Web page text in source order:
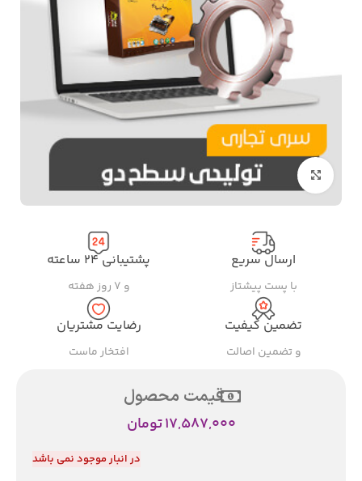
بزرگنمایی تصویر
ارسال سریع
با پست پیشتاز
پشتیبانی ۲۴ ساعته
و ۷ روز هفته
تضمین کیفیت
و تضمین اصالت
رضایت مشتریان
افتخار ماست
قیمت محصول
17,587,000تومان
در انبار موجود نمی باشد